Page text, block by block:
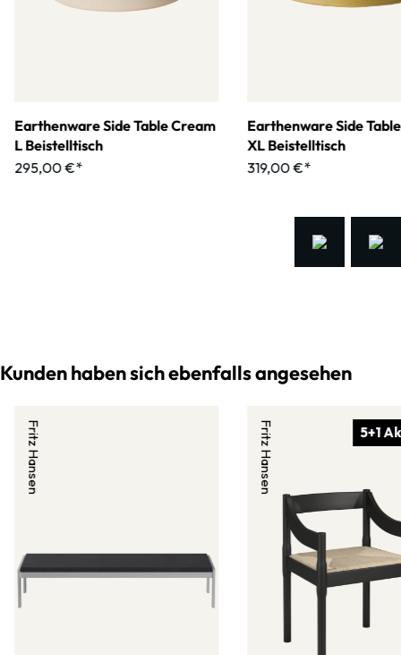
Earthenware Side Table Cream
L Beistelltisch
295,00 €*
Earthenware Side
XL Beistelltisch
319,00 €*
Kunden haben sich ebenfalls angesehen
Fritz Hansen 5+1
Fritz Hansen